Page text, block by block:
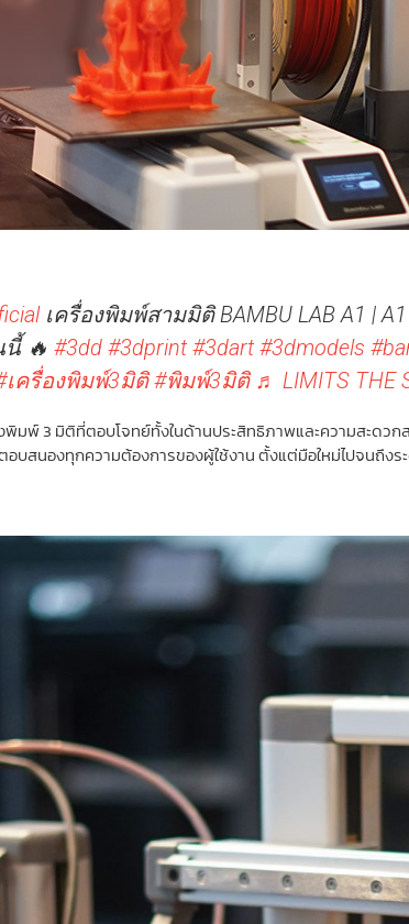
เครื่องพิมพ์สามมิติ BAMBU LAB A1 |
🔥 #3dd #3dprint #3dart #3dmodels
เครื่องพิมพ์3มิติ #พิมพ์3มิติ ♬ LIMITS THE
พิมพ์ 3 มิติที่ตอบโจทย์ทั้งในด้านประสิทธิภาพและความสะดวกส
อบสนองทุกความต้องการของผู้ใช้งาน ตั้งแต่มือใหม่ไปจนถึง